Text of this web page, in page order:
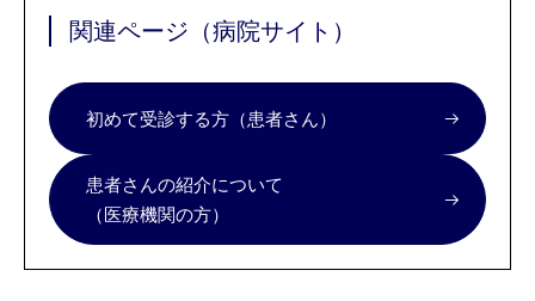
関連ページ（病院サイト）
初めて受診する方（患者さん）
患者さんの紹介について
（医療機関の方）